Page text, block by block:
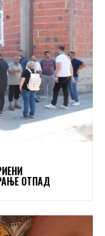
ОТПАД